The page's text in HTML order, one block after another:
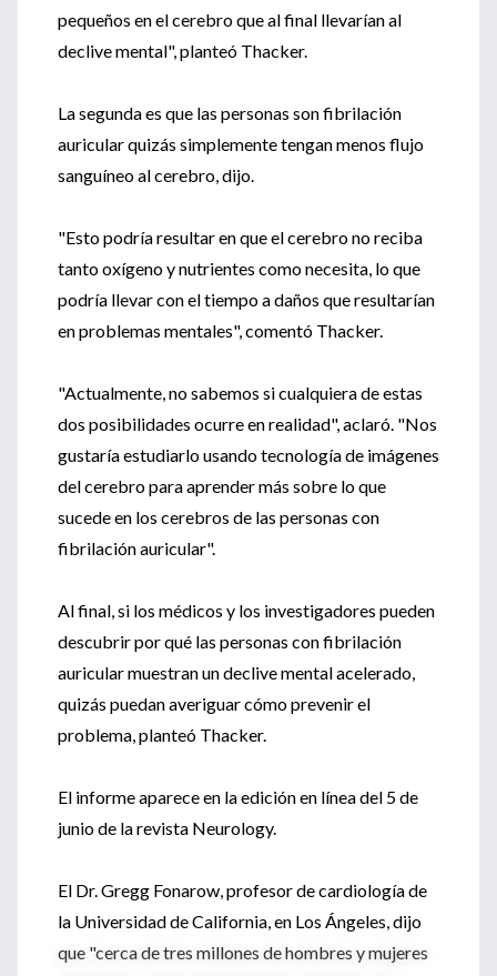
pequeños en el cerebro que al final llevarían al
declive mental", planteó Thacker.
La segunda es que las personas son fibrilación
auricular quizás simplemente tengan menos flujo
sanguíneo al cerebro, dijo.
"Esto podría resultar en que el cerebro no reciba
tanto oxígeno y nutrientes como necesita, lo que
podría llevar con el tiempo a daños que resultarían
en problemas mentales", comentó Thacker.
"Actualmente, no sabemos si cualquiera de estas
dos posibilidades ocurre en realidad", aclaró. "Nos
gustaría estudiarlo usando tecnología de imágenes
del cerebro para aprender más sobre lo que
sucede en los cerebros de las personas con
fibrilación auricular".
Al final, si los médicos y los investigadores pueden
descubrir por qué las personas con fibrilación
auricular muestran un declive mental acelerado,
quizás puedan averiguar cómo prevenir el
problema, planteó Thacker.
El informe aparece en la edición en línea del 5 de
junio de la revista Neurology.
El Dr. Gregg Fonarow, profesor de cardiología de
la Universidad de California, en Los Ángeles, dijo
que "cerca de tres millones de hombres y mujeres